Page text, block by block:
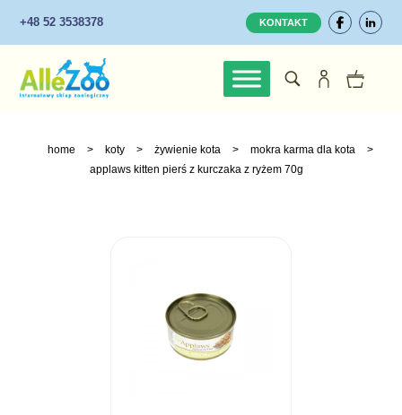
+48 52 3538378 KONTAKT
home > koty > żywienie kota > mokra karma dla kota
>
applaws kitten pierś z kurczaka z ryżem 70g